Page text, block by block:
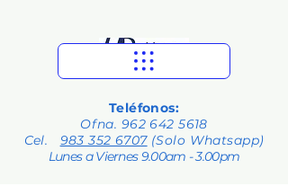
Teléfonos:
Ofna. 962 642 5618
Cel. 983 352 6707(Solo Whatsapp)
Lunes a Viernes 9.00am - 3.00pm